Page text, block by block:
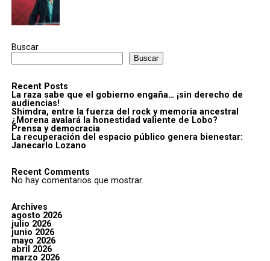
Buscar
Buscar
Recent Posts
La raza sabe que el gobierno engaña… ¡sin derecho de
audiencias!
Shimdra, entre la fuerza del rock y memoria ancestral
¿Morena avalará la honestidad valiente de Lobo?
Prensa y democracia
La recuperación del espacio público genera bienestar:
Janecarlo Lozano
Recent Comments
No hay comentarios que mostrar.
Archives
agosto 2026
julio 2026
junio 2026
mayo 2026
abril 2026
marzo 2026